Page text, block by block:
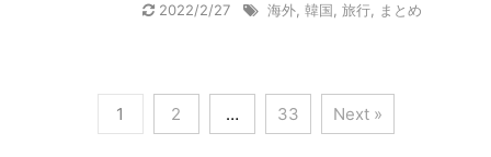
2022/2/27 海外, 韓国, 旅行, まとめ
1 2 … 33 Next »